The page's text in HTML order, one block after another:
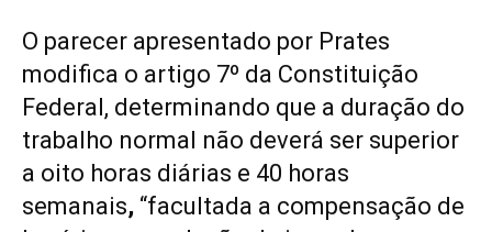
O parecer apresentado por Prates
modifica o artigo 7º da Constituição
Federal, determinando que a duração do
trabalho normal não deverá ser superior
a oito horas diárias e 40 horas
semanais, “facultada a compensação de